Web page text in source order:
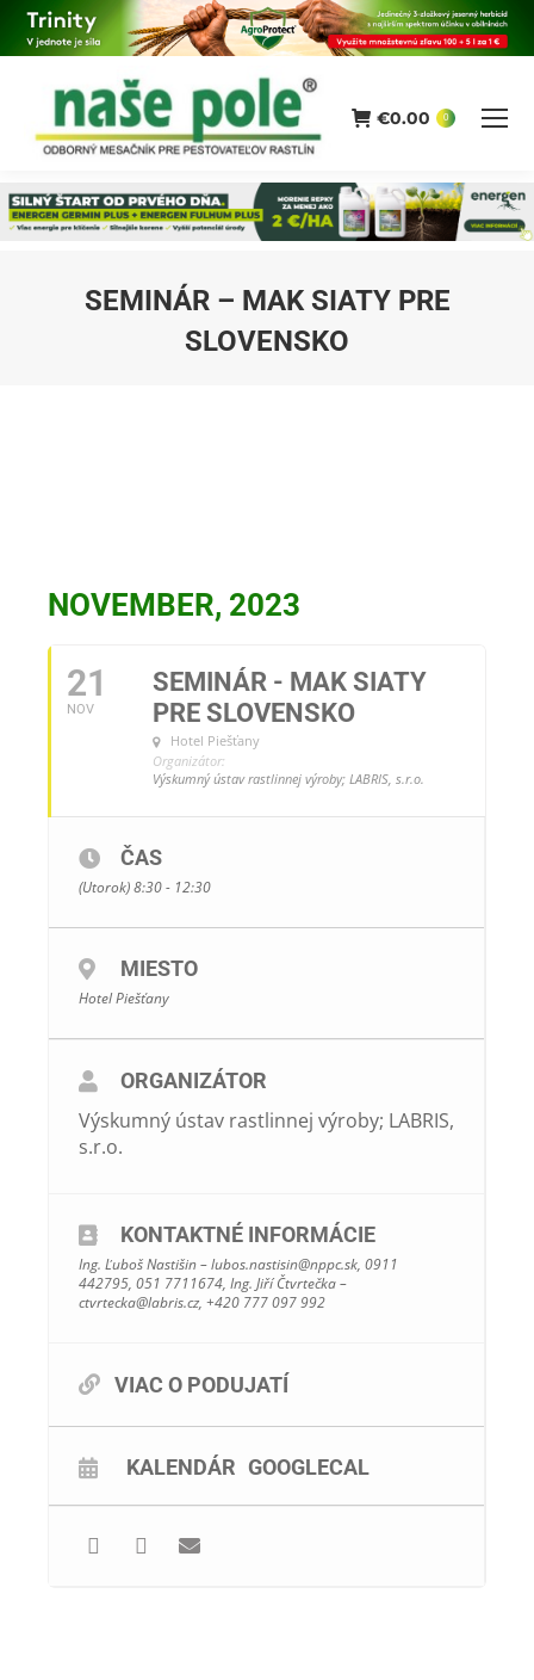
€0.00 0
SEMINÁR – MAK SIATY PRE
SLOVENSKO
NOVEMBER, 2023
21
NOV
SEMINÁR - MAK SIATY
PRE SLOVENSKO
Hotel Piešťany
Organizátor:
Výskumný ústav rastlinnej výroby; LABRIS, s.r.o.
ČAS
(Utorok) 8:30 - 12:30
MIESTO
Hotel Piešťany
ORGANIZÁTOR
Výskumný ústav rastlinnej výroby; LABRIS,
s.r.o.
KONTAKTNÉ INFORMÁCIE
Ing. Ľuboš Nastišin –lubos.nastisin@nppc.sk, 0911
442795, 051 7711674, Ing. Jiří Čtvrtečka –
ctvrtecka@labris.cz, +420 777 097 992
VIAC O PODUJATÍ
KALENDÁR GOOGLECAL